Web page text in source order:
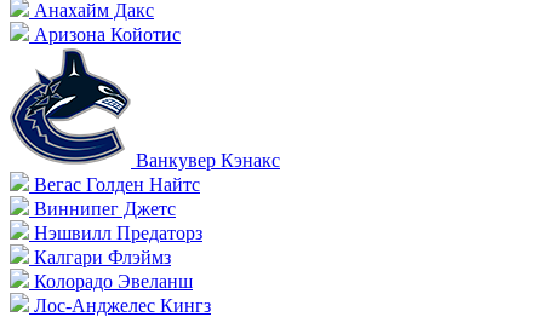
Анахайм Дакс
Аризона Койотис
Ванкувер Кэнакс
Вегас Голден Найтс
Виннипег Джетс
Нэшвилл Предаторз
Калгари Флэймз
Колорадо Эвеланш
Лос-Анджелес Кингз